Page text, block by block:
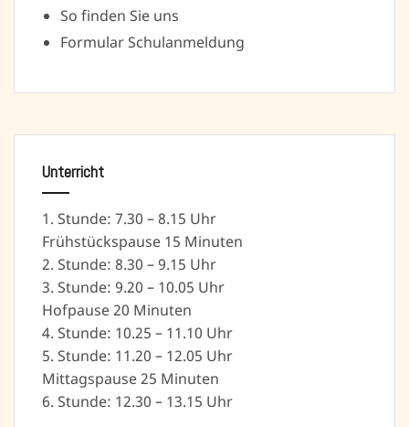
So finden Sie uns
Formular Schulanmeldung
Unterricht
1. Stunde: 7.30 – 8.15 Uhr
Frühstückspause 15 Minuten
2. Stunde: 8.30 – 9.15 Uhr
3. Stunde: 9.20 – 10.05 Uhr
Hofpause 20 Minuten
4. Stunde: 10.25 – 11.10 Uhr
5. Stunde: 11.20 – 12.05 Uhr
Mittagspause 25 Minuten
6. Stunde: 12.30 – 13.15 Uhr